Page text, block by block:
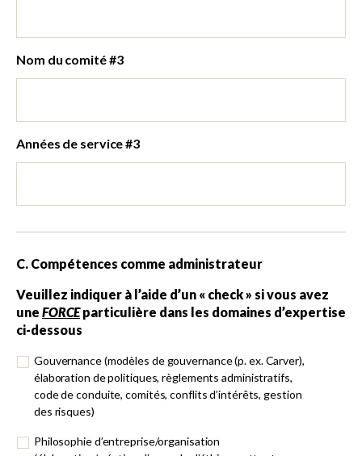
Nom du comité #3
Années de service #3
C. Compétences comme administrateur
Veuillez indiquer à l’aide d’un « check » si vous avez
une FORCEparticulière dans les domaines d’expertise
ci-dessous
Gouvernance (modèles de gouvernance (p. ex. Carver),
élaboration de politiques, règlements administratifs,
code de conduite, comités, conflits d’intérêts, gestion
des risques)
Philosophie d’entreprise/organisation